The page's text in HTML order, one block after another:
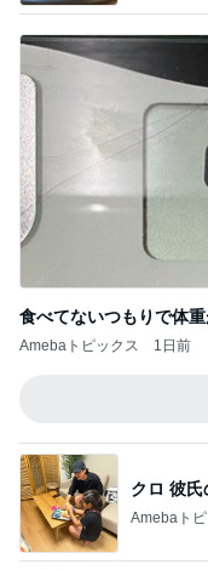
食べてないつもりで体
Amebaトピックス 1日前
クロ 彼
Amebaト